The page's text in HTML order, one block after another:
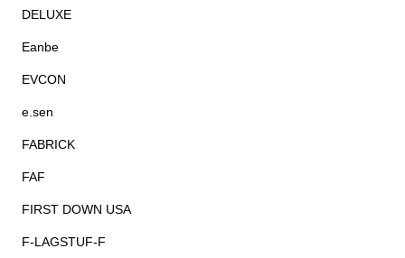
DELUXE
Eanbe
EVCON
e.sen
FABRICK
FAF
FIRST DOWN USA
F-LAGSTUF-F